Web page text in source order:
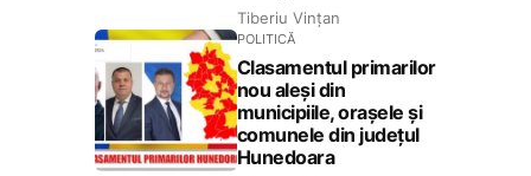
Tiberiu Vințan
POLITICĂ
Clasamentul primarilor
nou aleși din
municipiile, orașele și
comunele din județul
Hunedoara